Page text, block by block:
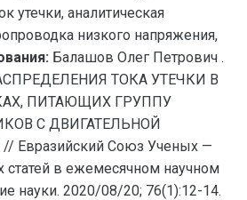
утечки, аналитическая
низкого напряжения,
Балашов Олег Петрович .
ТОКА УТЕЧКИ В
ПИТАЮЩИХ ГРУППУ
С ДВИГАТЕЛЬНОЙ
Евразийский Союз Ученых —
статей в ежемесячном научном
науки. 2020/08/20; 76(1):12-14.